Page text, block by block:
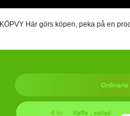
KÖPVY Här görs köpen, peka på en